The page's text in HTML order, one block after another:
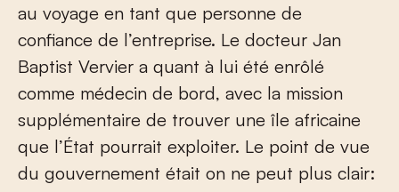
au voyage en tant que personne de
confiance de l’entreprise. Le docteur Jan
Baptist Vervier a quant à lui été enrôlé
comme médecin de bord, avec la mission
supplémentaire de trouver une île africaine
que l’État pourrait exploiter. Le point de vue
du gouvernement était on ne peut plus clair: